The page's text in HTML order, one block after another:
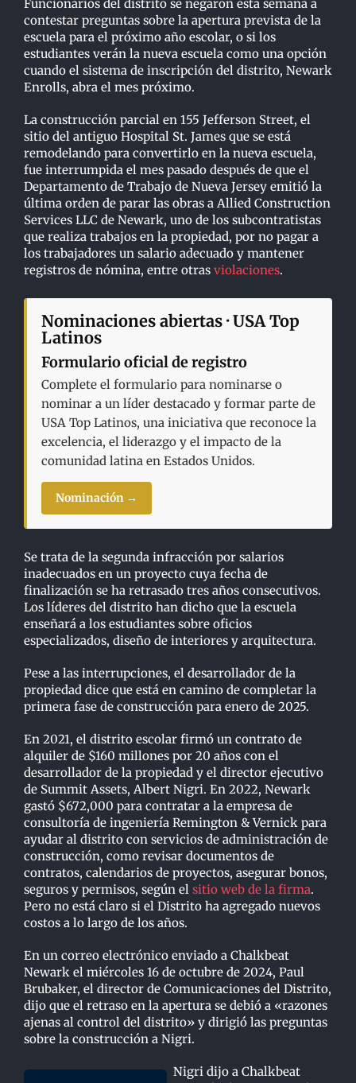
Funcionarios del distrito se negaron esta semana a
contestar preguntas sobre la apertura prevista de la
escuela para el próximo año escolar, o si los
estudiantes verán la nueva escuela como una opción
cuando el sistema de inscripción del distrito, Newark
Enrolls, abra el mes próximo.
La construcción parcial en 155 Jefferson Street, el
sitio del antiguo Hospital St. James que se está
remodelando para convertirlo en la nueva escuela,
fue interrumpida el mes pasado después de que el
Departamento de Trabajo de Nueva Jersey emitió la
última orden de parar las obras a Allied Construction
Services LLC de Newark, uno de los subcontratistas
que realiza trabajos en la propiedad, por no pagar a
los trabajadores un salario adecuado y mantener
registros de nómina, entre otras violaciones.
Nominaciones abiertas · USA Top
Latinos
Formulario oficial de registro
Complete el formulario para nominarse o
nominar a un líder destacado y formar parte de
USA Top Latinos, una iniciativa que reconoce la
excelencia, el liderazgo y el impacto de la
comunidad latina en Estados Unidos.
Nominación →
Se trata de la segunda infracción por salarios
inadecuados en un proyecto cuya fecha de
finalización se ha retrasado tres años consecutivos.
Los líderes del distrito han dicho que la escuela
enseñará a los estudiantes sobre oficios
especializados, diseño de interiores y arquitectura.
Pese a las interrupciones, el desarrollador de la
propiedad dice que está en camino de completar la
primera fase de construcción para enero de 2025.
En 2021, el distrito escolar firmó un contrato de
alquiler de $160 millones por 20 años con el
desarrollador de la propiedad y el director ejecutivo
de Summit Assets, Albert Nigri. En 2022, Newark
gastó $672,000 para contratar a la empresa de
consultoría de ingeniería Remington & Vernick para
ayudar al distrito con servicios de administración de
construcción, como revisar documentos de
contratos, calendarios de proyectos, asegurar bonos,
seguros y permisos, según el sitio web de la firma.
Pero no está claro si el Distrito ha agregado nuevos
costos a lo largo de los años.
En un correo electrónico enviado a Chalkbeat
Newark el miércoles 16 de octubre de 2024, Paul
Brubaker, el director de Comunicaciones del Distrito,
dijo que el retraso en la apertura se debió a «razones
ajenas al control del distrito» y dirigió las preguntas
sobre la construcción a Nigri.
Nigri dijo a Chalkbeat